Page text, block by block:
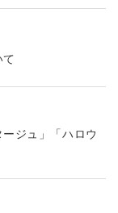
ジュ」「ハロウ